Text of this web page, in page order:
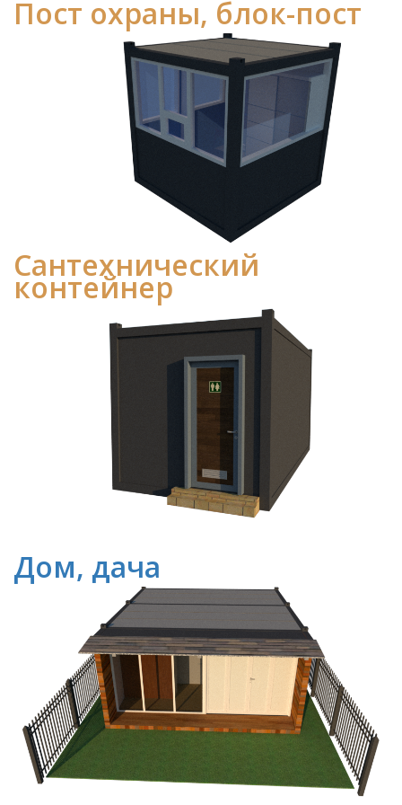
Пост охраны, блок-пост
Сантехнический
контейнер
Дом, дача